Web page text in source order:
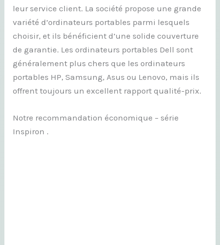
leur service client. La société propose une grande
variété d’ordinateurs portables parmi lesquels
choisir, et ils bénéficient d’une solide couverture
de garantie. Les ordinateurs portables Dell sont
généralement plus chers que les ordinateurs
portables HP, Samsung, Asus ou Lenovo, mais ils
offrent toujours un excellent rapport qualité-prix.
Notre recommandation économique – série
Inspiron .